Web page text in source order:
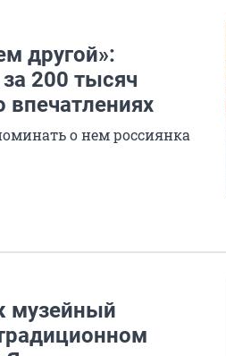
другой»:
200 тысяч
впечатлениях
о нем россиянка
музейный